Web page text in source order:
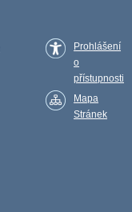
Prohlášení
o
přístupnosti
Mapa
Stránek